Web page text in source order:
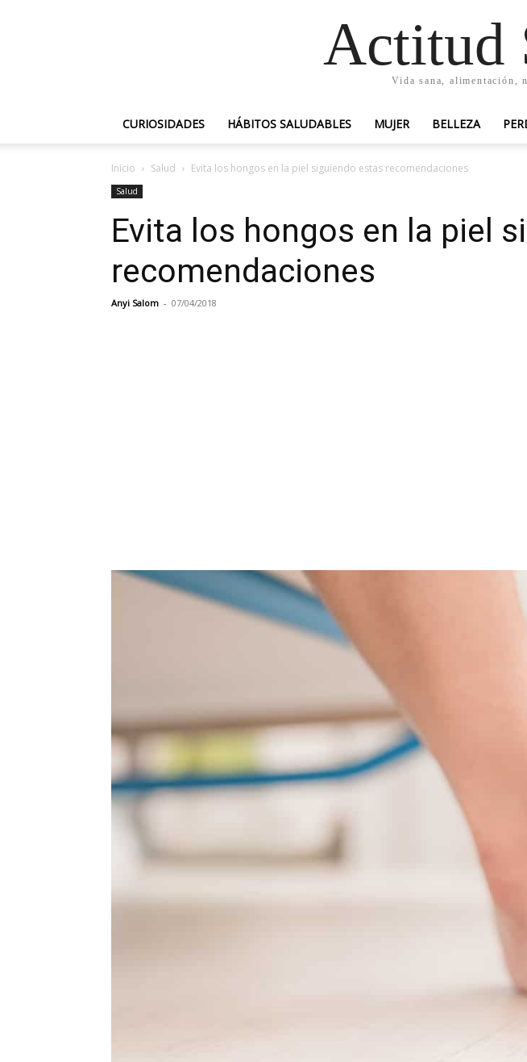
Actitud
Vida sana, alimentación,
CURIOSIDADES HÁBITOS SALUDABLES MUJER BELLEZA
Inicio Salud Evita los hongos en la piel siguiendo estas recomendaciones
Salud
Evita los hongos en la piel
recomendaciones
Anyi Salom - 07/04/2018